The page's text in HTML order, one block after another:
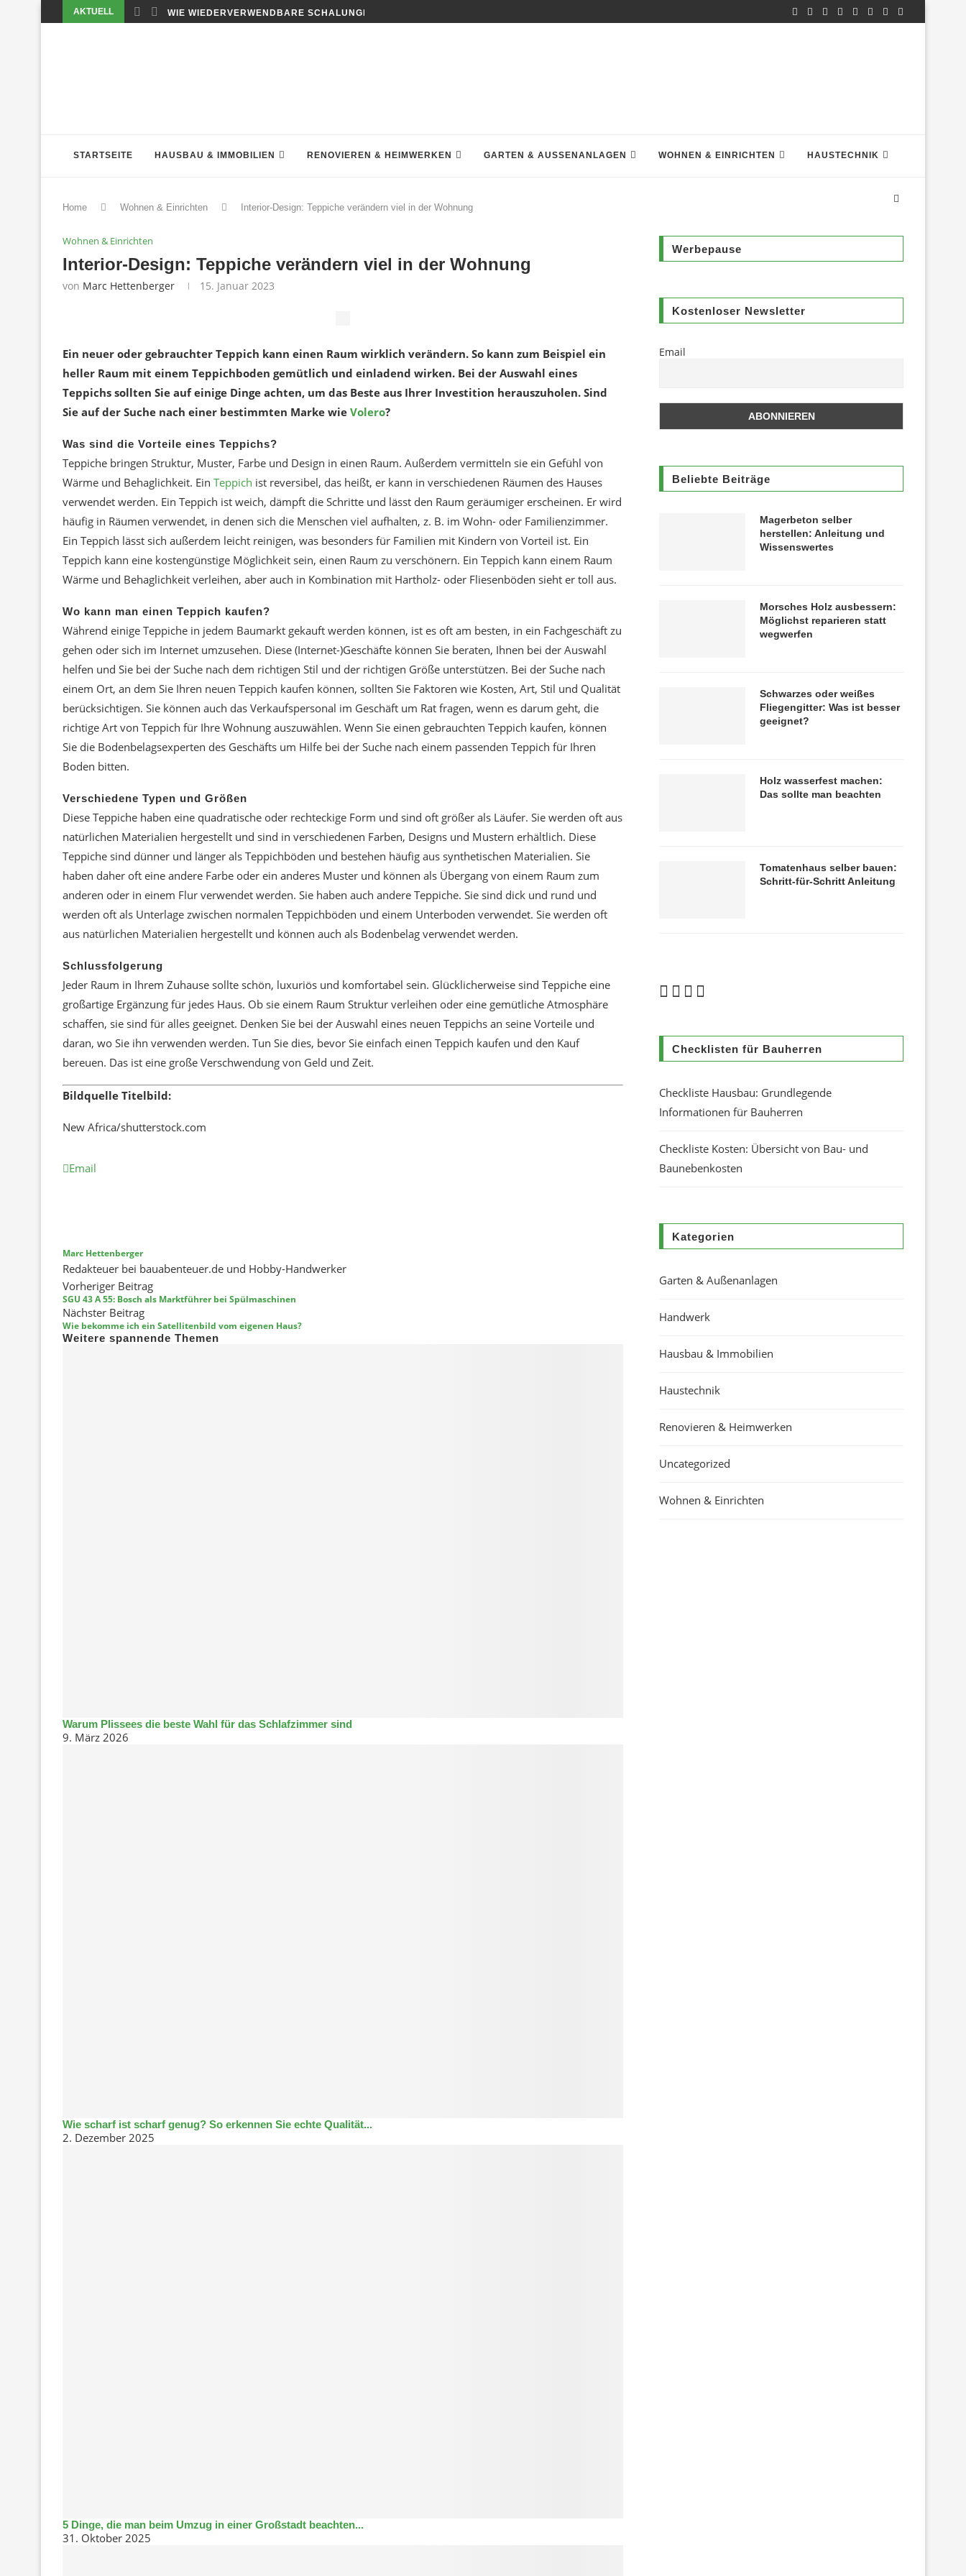
AKTUELL WIE WIEDERVERWENDBARE SCHALUNGEN DEN HAUSBAU NACHHALTIGER MACHEN
STARTSEITE HAUSBAU & IMMOBILIEN RENOVIEREN & HEIMWERKEN GARTEN & AUSSENANLAGEN WOHNEN & EINRICHTEN HAUSTECHNIK
Home Wohnen & Einrichten Interior-Design: Teppiche verändern viel in der Wohnung
Wohnen & Einrichten
Interior-Design: Teppiche verändern viel in der Wohnung
von Marc Hettenberger 15. Januar 2023
Ein neuer oder gebrauchter Teppich kann einen Raum wirklich verändern. So kann zum Beispiel ein
heller Raum mit einem Teppichboden gemütlich und einladend wirken. Bei der Auswahl eines
Teppichs sollten Sie auf einige Dinge achten, um das Beste aus Ihrer Investition herauszuholen. Sind
Sie auf der Suche nach einer bestimmten Marke wie Volero?
Was sind die Vorteile eines Teppichs?
Teppiche bringen Struktur, Muster, Farbe und Design in einen Raum. Außerdem vermitteln sie ein Gefühl von
Wärme und Behaglichkeit. Ein Teppich ist reversibel, das heißt, er kann in verschiedenen Räumen des Hauses
verwendet werden. Ein Teppich ist weich, dämpft die Schritte und lässt den Raum geräumiger erscheinen. Er wird
häufig in Räumen verwendet, in denen sich die Menschen viel aufhalten, z. B. im Wohn- oder Familienzimmer.
Ein Teppich lässt sich außerdem leicht reinigen, was besonders für Familien mit Kindern von Vorteil ist. Ein
Teppich kann eine kostengünstige Möglichkeit sein, einen Raum zu verschönern. Ein Teppich kann einem Raum
Wärme und Behaglichkeit verleihen, aber auch in Kombination mit Hartholz- oder Fliesenböden sieht er toll aus.
Wo kann man einen Teppich kaufen?
Während einige Teppiche in jedem Baumarkt gekauft werden können, ist es oft am besten, in ein Fachgeschäft zu
gehen oder sich im Internet umzusehen. Diese (Internet-)Geschäfte können Sie beraten, Ihnen bei der Auswahl
helfen und Sie bei der Suche nach dem richtigen Stil und der richtigen Größe unterstützen. Bei der Suche nach
einem Ort, an dem Sie Ihren neuen Teppich kaufen können, sollten Sie Faktoren wie Kosten, Art, Stil und Qualität
berücksichtigen. Sie können auch das Verkaufspersonal im Geschäft um Rat fragen, wenn es darum geht, die
richtige Art von Teppich für Ihre Wohnung auszuwählen. Wenn Sie einen gebrauchten Teppich kaufen, können
Sie die Bodenbelagsexperten des Geschäfts um Hilfe bei der Suche nach einem passenden Teppich für Ihren
Boden bitten.
Verschiedene Typen und Größen
Diese Teppiche haben eine quadratische oder rechteckige Form und sind oft größer als Läufer. Sie werden oft aus
natürlichen Materialien hergestellt und sind in verschiedenen Farben, Designs und Mustern erhältlich. Diese
Teppiche sind dünner und länger als Teppichböden und bestehen häufig aus synthetischen Materialien. Sie
haben daher oft eine andere Farbe oder ein anderes Muster und können als Übergang von einem Raum zum
anderen oder in einem Flur verwendet werden. Sie haben auch andere Teppiche. Sie sind dick und rund und
werden oft als Unterlage zwischen normalen Teppichböden und einem Unterboden verwendet. Sie werden oft
aus natürlichen Materialien hergestellt und können auch als Bodenbelag verwendet werden.
Schlussfolgerung
Jeder Raum in Ihrem Zuhause sollte schön, luxuriös und komfortabel sein. Glücklicherweise sind Teppiche eine
großartige Ergänzung für jedes Haus. Ob sie einem Raum Struktur verleihen oder eine gemütliche Atmosphäre
schaffen, sie sind für alles geeignet. Denken Sie bei der Auswahl eines neuen Teppichs an seine Vorteile und
daran, wo Sie ihn verwenden werden. Tun Sie dies, bevor Sie einfach einen Teppich kaufen und den Kauf
bereuen. Das ist eine große Verschwendung von Geld und Zeit.
Bildquelle Titelbild:
New Africa/shutterstock.com
Email
Marc Hettenberger
Redakteuer bei bauabenteuer.de und Hobby-Handwerker
Vorheriger Beitrag
SGU 43 A 55: Bosch als Marktführer bei Spülmaschinen
Nächster Beitrag
Wie bekomme ich ein Satellitenbild vom eigenen Haus?
Weitere spannende Themen
Warum Plissees die beste Wahl für das Schlafzimmer sind
9. März 2026
Wie scharf ist scharf genug? So erkennen Sie echte Qualität...
2. Dezember 2025
5 Dinge, die man beim Umzug in einer Großstadt beachten...
31. Oktober 2025
Werbepause
Kostenloser Newsletter
Email
Beliebte Beiträge
Magerbeton selber
herstellen: Anleitung und
Wissenswertes
Morsches Holz ausbessern:
Möglichst reparieren statt
wegwerfen
Schwarzes oder weißes
Fliegengitter: Was ist besser
geeignet?
Holz wasserfest machen:
Das sollte man beachten
Tomatenhaus selber bauen:
Schritt-für-Schritt Anleitung
Checklisten für Bauherren
Checkliste Hausbau: Grundlegende
Informationen für Bauherren
Checkliste Kosten: Übersicht von Bau- und
Baunebenkosten
Kategorien
Garten & Außenanlagen
Handwerk
Hausbau & Immobilien
Haustechnik
Renovieren & Heimwerken
Uncategorized
Wohnen & Einrichten